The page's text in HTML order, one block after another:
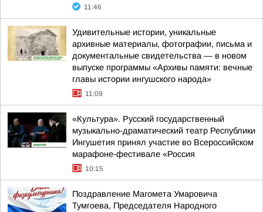
11:46
Удивительные истории, уникальные
архивные материалы, фотографии, письма и
документальные свидетельства — в новом
выпуске программы «Архивы памяти: вечные
главы истории ингушского народа»
11:09
«Культура». Русский государственный
музыкально-драматический театр Республики
Ингушетия принял участие во Всероссийском
марафоне-фестивале «Россия
10:15
Поздравление Магомета Умаровича
Тумгоева, Председателя Народного